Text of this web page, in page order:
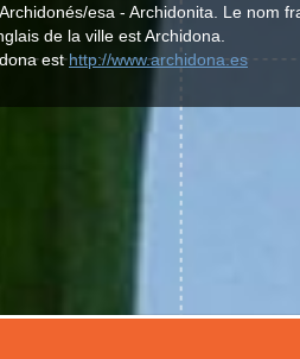
esa - Archidonita. Le nom
de la ville est Archidona.
esthttp://www.archidona.es